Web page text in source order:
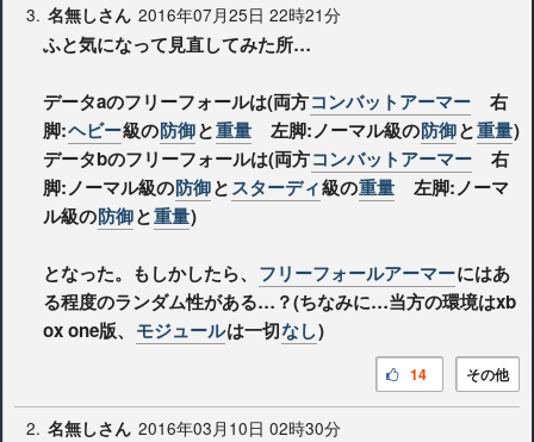
3. 名無しさん 2016年07月25日 22時21分
ふと気になって見直してみた所…
データaのフリーフォールは(両方コンバットアーマー 右
脚:ヘビー級の防御と重量 左脚:ノーマル級の防御と重量)
データbのフリーフォールは(両方コンバットアーマー 右
脚:ノーマル級の防御とスターディ級の重量 左脚:ノーマ
ル級の防御と重量)
となった。もしかしたら、 フリーフォールアーマーにはあ
る程度のランダム性がある…？(ちなみに…当方の環境はxb
ox one版、 モジュールは一切なし)
その他
14
2. 名無しさん 2016年03月10日 02時30分